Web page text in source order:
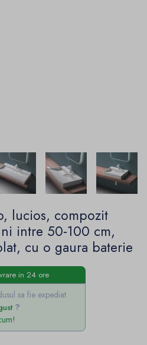
lucios, compozit
intre 50-100 cm,
cu o gaura baterie
in 24 ore
sa fie expediat